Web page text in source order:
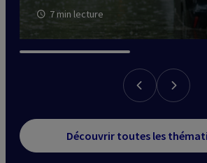
7 min lecture
Découvrir toutes les